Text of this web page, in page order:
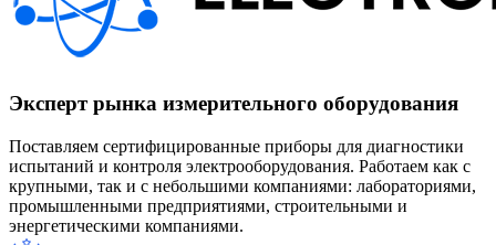
Эксперт рынка измерительного оборудования
Поставляем сертифицированные приборы для диагностики
испытаний и контроля электрооборудования. Работаем как с
крупными, так и с небольшими компаниями: лабораториями,
промышленными предприятиями, строительными и
энергетическими компаниями.